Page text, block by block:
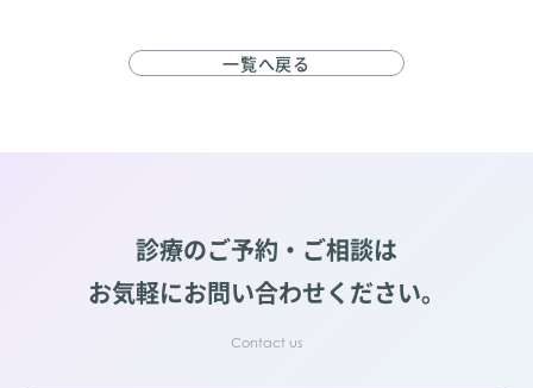
一覧へ戻る
診療のご予約・ご相談は
お気軽にお問い合わせください。